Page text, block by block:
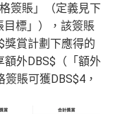
簽賬」（定義見下
目標」），該簽賬
獎賞計劃下應得的
額外DBS$（「額外
賬可獲DBS$4，